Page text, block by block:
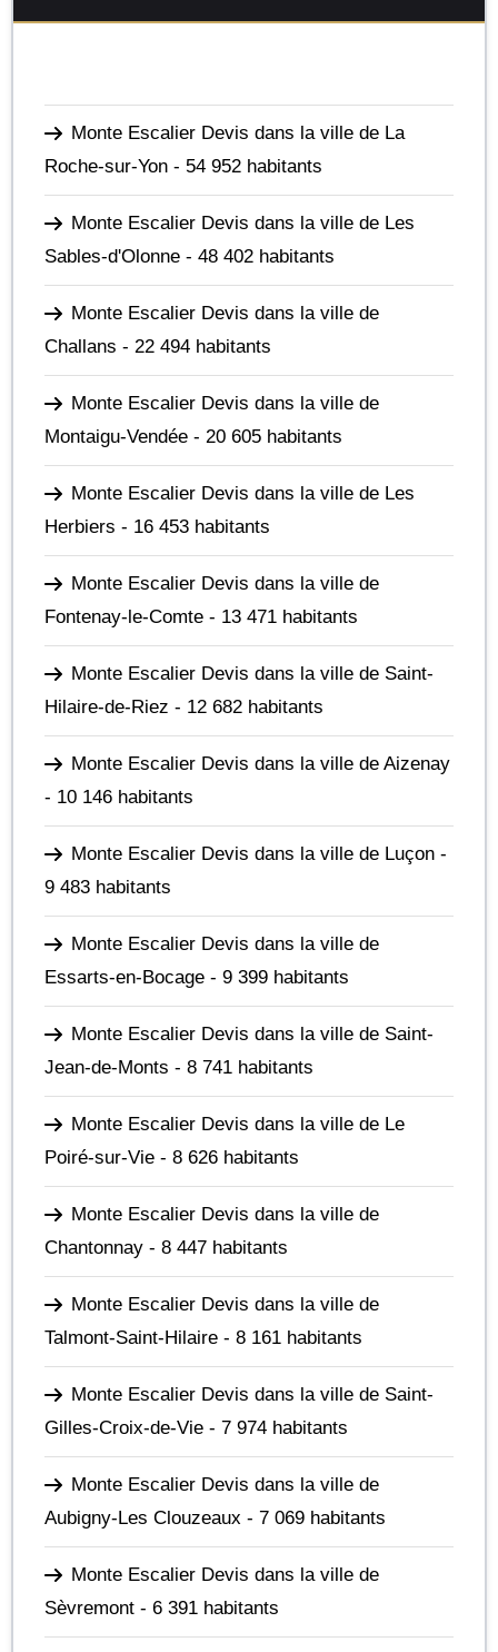
Monte Escalier Devis dans la ville de La
Roche-sur-Yon - 54 952 habitants
Monte Escalier Devis dans la ville de Les
Sables-d'Olonne - 48 402 habitants
Monte Escalier Devis dans la ville de
Challans - 22 494 habitants
Monte Escalier Devis dans la ville de
Montaigu-Vendée - 20 605 habitants
Monte Escalier Devis dans la ville de Les
Herbiers - 16 453 habitants
Monte Escalier Devis dans la ville de
Fontenay-le-Comte - 13 471 habitants
Monte Escalier Devis dans la ville de Saint-
Hilaire-de-Riez - 12 682 habitants
Monte Escalier Devis dans la ville de Aizenay
- 10 146 habitants
Monte Escalier Devis dans la ville de Luçon -
9 483 habitants
Monte Escalier Devis dans la ville de
Essarts-en-Bocage - 9 399 habitants
Monte Escalier Devis dans la ville de Saint-
Jean-de-Monts - 8 741 habitants
Monte Escalier Devis dans la ville de Le
Poiré-sur-Vie - 8 626 habitants
Monte Escalier Devis dans la ville de
Chantonnay - 8 447 habitants
Monte Escalier Devis dans la ville de
Talmont-Saint-Hilaire - 8 161 habitants
Monte Escalier Devis dans la ville de Saint-
Gilles-Croix-de-Vie - 7 974 habitants
Monte Escalier Devis dans la ville de
Aubigny-Les Clouzeaux - 7 069 habitants
Monte Escalier Devis dans la ville de
Sèvremont - 6 391 habitants